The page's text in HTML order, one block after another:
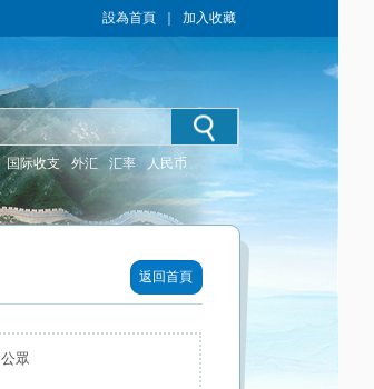
設為首頁 加入收藏
国际收支 外汇 汇率 人民币
返回首頁
眾